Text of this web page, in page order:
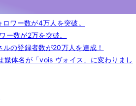
ワー数が4万人を突破。
数が2万を突破。
の登録者数が20万人を達成！
体名が「vois ヴォイス」に変わりまし